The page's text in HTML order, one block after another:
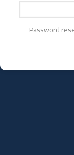
Password